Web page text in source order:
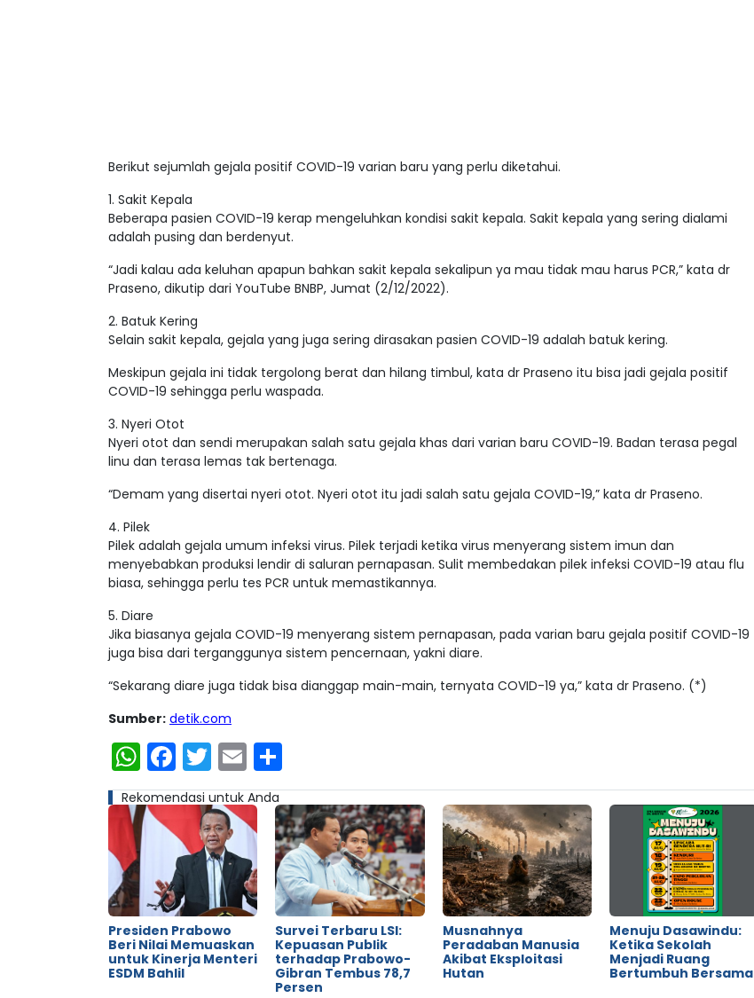
Berikut sejumlah gejala positif COVID-19 varian baru yang perlu diketahui.
1. Sakit Kepala
Beberapa pasien COVID-19 kerap mengeluhkan kondisi sakit kepala. Sakit kepala yang sering dialami
adalah pusing dan berdenyut.
“Jadi kalau ada keluhan apapun bahkan sakit kepala sekalipun ya mau tidak mau harus PCR,” kata dr
Praseno, dikutip dari YouTube BNBP, Jumat (2/12/2022).
2. Batuk Kering
Selain sakit kepala, gejala yang juga sering dirasakan pasien COVID-19 adalah batuk kering.
Meskipun gejala ini tidak tergolong berat dan hilang timbul, kata dr Praseno itu bisa jadi gejala positif
COVID-19 sehingga perlu waspada.
3. Nyeri Otot
Nyeri otot dan sendi merupakan salah satu gejala khas dari varian baru COVID-19. Badan terasa pegal
linu dan terasa lemas tak bertenaga.
“Demam yang disertai nyeri otot. Nyeri otot itu jadi salah satu gejala COVID-19,” kata dr Praseno.
4. Pilek
Pilek adalah gejala umum infeksi virus. Pilek terjadi ketika virus menyerang sistem imun dan
menyebabkan produksi lendir di saluran pernapasan. Sulit membedakan pilek infeksi COVID-19 atau flu
biasa, sehingga perlu tes PCR untuk memastikannya.
5. Diare
Jika biasanya gejala COVID-19 menyerang sistem pernapasan, pada varian baru gejala positif COVID-19
juga bisa dari terganggunya sistem pencernaan, yakni diare.
“Sekarang diare juga tidak bisa dianggap main-main, ternyata COVID-19 ya,” kata dr Praseno. (*)
Sumber: detik.com
WhatsApp
Facebook
Twitter
Email
Rekomendasi untuk Anda
Presiden Prabowo
Beri Nilai Memuaskan
untuk Kinerja Menteri
ESDM Bahlil
Survei Terbaru LSI:
Kepuasan Publik
terhadap Prabowo-
Gibran Tembus 78,7
Persen
Musnahnya
Peradaban Manusia
Akibat Eksploitasi
Hutan
Menuju Dasawindu:
Ketika Sekolah
Menjadi Ruang
Bertumbuh Bersama